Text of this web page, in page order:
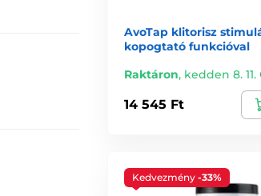
AvoTap klitorisz
kopogtató funkcióval
Raktáron, kedden 8.
14 545 Ft
Kedvezmény -33%